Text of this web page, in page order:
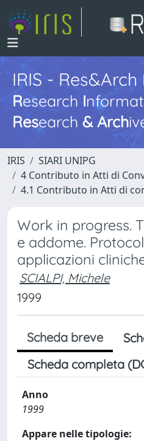
IRIS - Res&Arch
Research I
Research & Arch
IRIS
SIARI UNIPG
4 Contributo in Atti di
4.1 Contributo in Atti di
Work in progress.
e addome.
applicazioni
SCIALPI, Michele
1999
Scheda breve
Scheda completa
Anno
1999
Appare nelle tipologie: